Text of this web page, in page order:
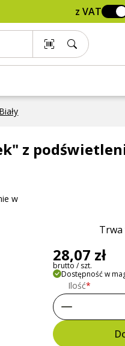
z VAT
z
w
Trwa
28,07 zł
brutto / szt.
Dostępność w
Ilość